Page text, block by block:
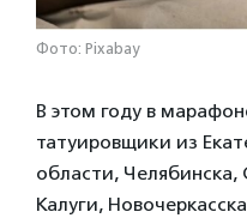
Фото: Pixabay
В этом году в
татуировщики из
области, Челябинска,
Калуги,